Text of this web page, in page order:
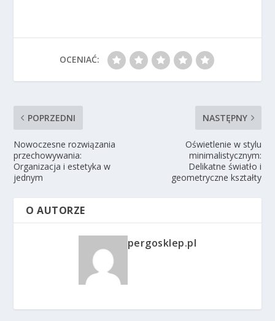
OCENIAĆ:
POPRZEDNI
Nowoczesne rozwiązania
przechowywania:
Organizacja i estetyka w
jednym
NASTĘPNY
Oświetlenie w stylu
minimalistycznym:
Delikatne światło i
geometryczne kształty
O AUTORZE
pergosklep.pl